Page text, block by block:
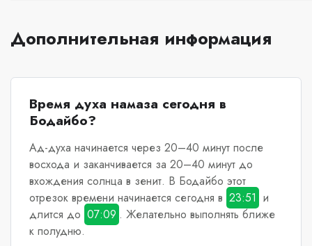
Дополнительная информация
Время духа намаза сегодня в
Бодайбо?
Ад-духа начинается через 20–40 минут после
восхода и заканчивается за 20–40 минут до
вхождения солнца в зенит. В Бодайбо этот
отрезок времени начинается сегодня в 23:51 и
длится до 07:09 . Желательно выполнять ближе
к полудню.